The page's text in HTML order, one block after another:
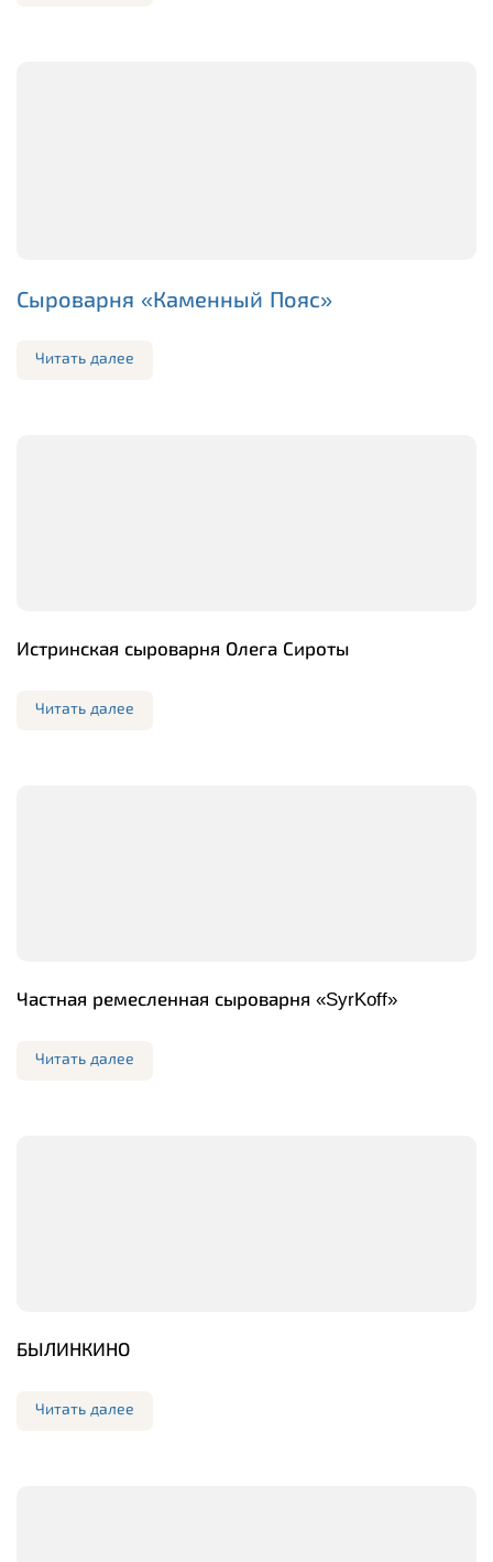
Сыроварня «Каменный Пояс»
Читать далее
Истринская сыроварня Олега Сироты
Читать далее
Частная ремесленная сыроварня «SyrKoff»
Читать далее
БЫЛИНКИНО
Читать далее